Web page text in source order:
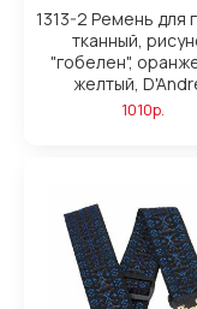
1313-2 Ремень для
тканный,
"гобелен",
желтый,
1010р.